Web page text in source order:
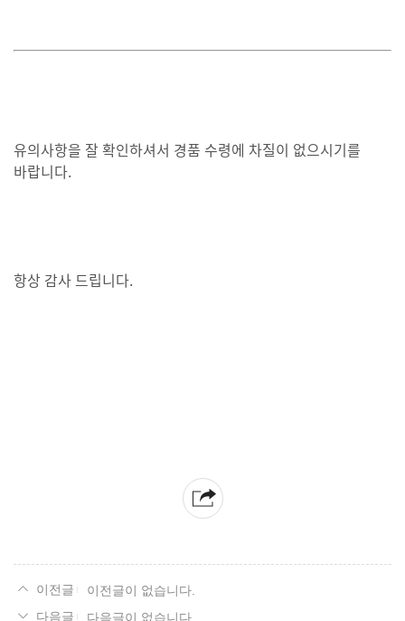
유의사항을 잘 확인하셔서 경품 수령에 차질이 없으시기를
바랍니다.
항상 감사 드립니다.
이전글이 없습니다.
다음글이 없습니다.